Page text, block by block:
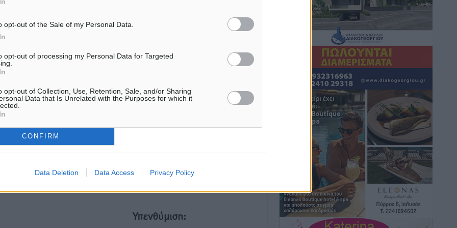
opt-out of the Sale of my Personal Data.
opt-out of processing my Personal Data for Targeted
opt-out of Collection, Use, Retention, Sale, and/or Sharing
Data that Is Unrelated with the Purposes for which it
CONFIRM
Data Deletion Data Access Privacy Policy
αναζήτησης
μας στο Google News ★ ↗
ΕΠΙΣΗΣ
Ρόδος περιμένει και οι θεσμοί
Τα Γλυπτά του Παρθενώνα ως
08.08.26 · 11:54
Υπενθύμιση:
• πριν 6 ώρες
Γ. Χατζημάρκος: “Δύο μεγάλες
δεσμεύσεις Γεωργιάδη” – Κίνητρα για
τους γιατρούς των νησιών και
συνεργασία Ρόδου με το Αττικόν για το
Ακτινοθεραπευτικό
Τοπικές Ειδήσεις πριν 6 ώρες
Σούπερ μάρκετ: Διευρύνεται η εθνική
πρωτοβουλία για τις τιμές – Eρχονται
νέες συμμετοχές εταιρειών
• πριν 6 ώρες
Συνελήφθησαν έξι άτομα για
ηχορύπανση από καταστήματα στο
Νότιο Αιγαίο